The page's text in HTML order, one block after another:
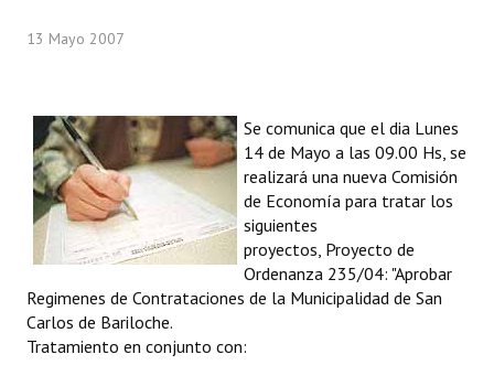
Comisiones Permanentes
Concejales Mandato Cumplido
Programas
LEGISLACIÓN
Constitución Nacional
Constitución Provincial
13 Mayo 2007
Se comunica que el dia Lunes
14 de Mayo a las 09.00 Hs, se
realizará una nueva Comisión
de Economía para tratar los
siguientes
proyectos, Proyecto de
Ordenanza 235/04: "Aprobar
Regimenes de Contrataciones de la Municipalidad de San
Carlos de Bariloche.
Tratamiento en conjunto con: